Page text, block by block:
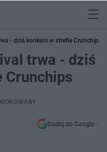
- dziś konkurs w strefie Crunchips
trwa - dziś
Crunchips
Dodaj do Google